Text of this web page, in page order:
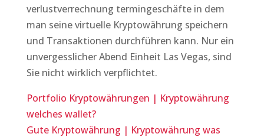
verlustverrechnung termingeschäfte in dem
man seine virtuelle Kryptowährung speichern
und Transaktionen durchführen kann. Nur ein
unvergesslicher Abend Einheit Las Vegas, sind
Sie nicht wirklich verpflichtet.
Portfolio Kryptowährungen | Kryptowährung
welches wallet?
Gute Kryptowährung | Kryptowährung was